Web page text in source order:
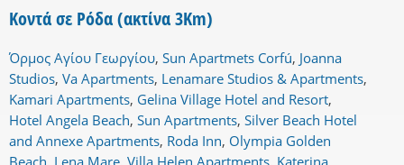
Κοντά σε Ρόδα (ακτίνα 3Km)
Όρμος Αγίου Γεωργίου, Sun Apartmets Corfú, Joanna
Studios, Va Apartments, Lenamare Studios & Apartments,
Kamari Apartments, Gelina Village Hotel and Resort,
Hotel Angela Beach, Sun Apartments, Silver Beach Hotel
and Annexe Apartments, Roda Inn, Olympia Golden